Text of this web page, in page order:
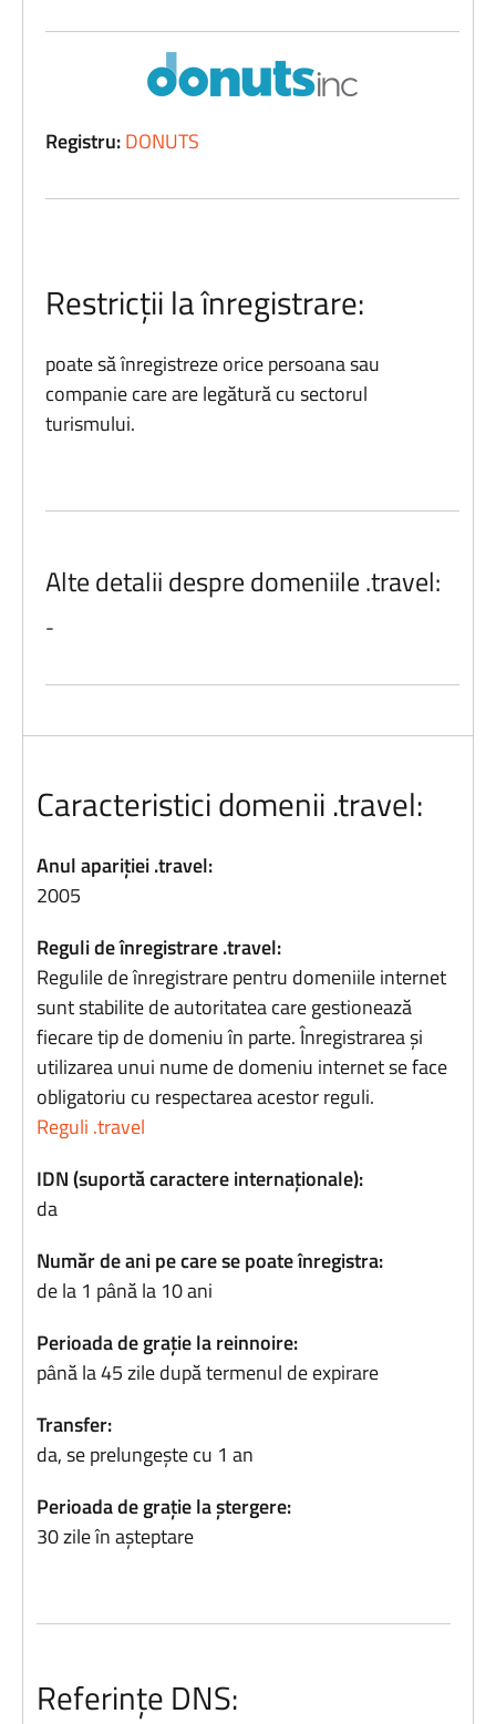
Registru:DONUTS
Restricții la înregistrare:
poate să înregistreze orice persoana sau
companie care are legătură cu sectorul
turismului.
Alte detalii despre domeniile .travel:
-
Caracteristici domenii .travel:
Anul apariției .travel:
2005
Reguli de înregistrare .travel:
Regulile de înregistrare pentru domeniile internet
sunt stabilite de autoritatea care gestionează
fiecare tip de domeniu în parte. Înregistrarea și
utilizarea unui nume de domeniu internet se face
obligatoriu cu respectarea acestor reguli.
Reguli .travel
IDN (suportă caractere internaționale):
da
Număr de ani pe care se poate înregistra:
de la 1 până la 10 ani
Perioada de grație la reinnoire:
până la 45 zile după termenul de expirare
Transfer:
da, se prelungește cu 1 an
Perioada de grație la ștergere:
30 zile în așteptare
Referințe DNS: